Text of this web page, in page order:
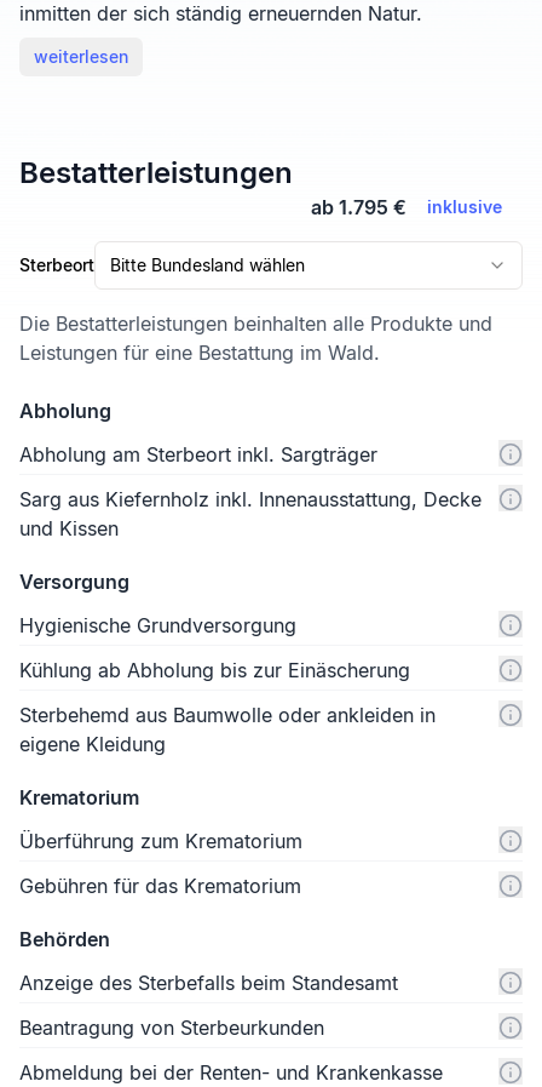
inmitten der sich ständig erneuernden Natur.
weiterlesen
Bestatterleistungen
ab 1.795 € inklusive
Sterbeort Bitte Bundesland wählen
Die Bestatterleistungen beinhalten alle Produkte und
Leistungen für eine Bestattung im Wald.
Abholung
Abholung am Sterbeort inkl. Sargträger
Sarg aus Kiefernholz inkl. Innenausstattung, Decke
und Kissen
Versorgung
Hygienische Grundversorgung
Kühlung ab Abholung bis zur Einäscherung
Sterbehemd aus Baumwolle oder ankleiden in
eigene Kleidung
Krematorium
Überführung zum Krematorium
Gebühren für das Krematorium
Behörden
Anzeige des Sterbefalls beim Standesamt
Beantragung von Sterbeurkunden
Abmeldung bei der Renten- und Krankenkasse